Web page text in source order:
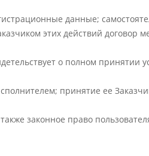
данные;
этих действий договор
о полном принятии
принятие ее
законное право